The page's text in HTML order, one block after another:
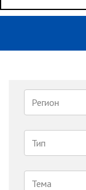
Регион
Тип
Тема